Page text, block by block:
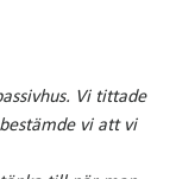
Vi tittade
vi att vi